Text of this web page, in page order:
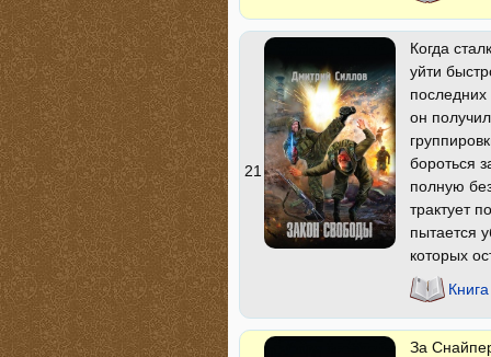
21
Когда
уйти
он
бороться
полную
трактует
пытается
которых
За